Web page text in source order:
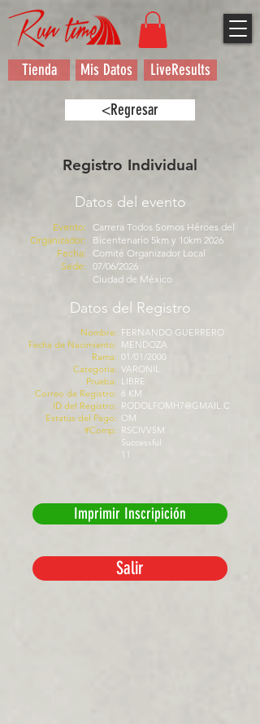
Tienda Mis Datos LiveResults
<Regresar
Registro Individual
Datos del evento
Evento:
Organizador:
Fecha:
Sede:
Carrera Todos Somos Héroes del
Bicentenario 5km y 10km 2026
Comité Organizador Local
07/06/2026
Ciudad de México
Datos del Registro
Nombre:
Fecha de Nacimiento:
Rama:
Categoría:
Prueba:
Correo de Registro:
ID del Registro:
Estatus del Pago:
#Comp:
FERNANDO GUERRERO
MENDOZA
01/01/2000
VARONIL
LIBRE
6 KM
RODOLFOMH7@GMAIL.C
OM
RSCIVV5M
Successful
11
Imprimir Inscripición
Salir